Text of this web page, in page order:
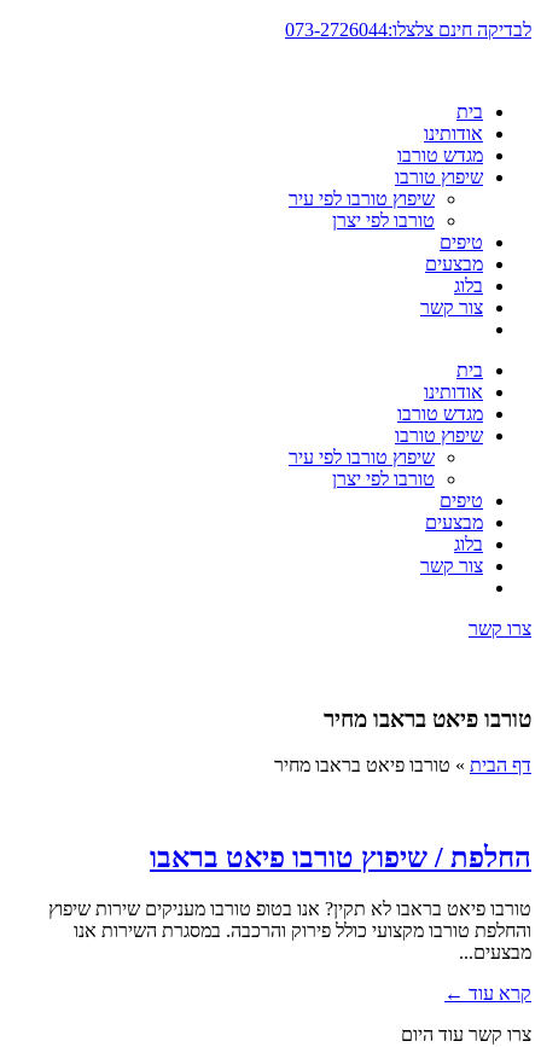
דלג
לבדיקה חינם צלצלו:073-2726044
בית
אודותינו
מגדש טורבו
שיפוץ טורבו
שיפוץ טורבו לפי עיר
טורבו לפי יצרן
טיפים
מבצעים
בלוג
צור קשר
בית
אודותינו
מגדש טורבו
שיפוץ טורבו
שיפוץ טורבו לפי עיר
טורבו לפי יצרן
טיפים
מבצעים
בלוג
צור קשר
צרו קשר
טורבו פיאט בראבו מחיר
דף הבית » טורבו פיאט בראבו מחיר
החלפת / שיפוץ טורבו פיאט בראבו
טורבו פיאט בראבו לא תקין? אנו בטופ טורבו מעניקים שירות שיפוץ
והחלפת טורבו מקצועי כולל פירוק והרכבה. במסגרת השירות אנו
מבצעים...
קרא עוד ←
צרו קשר עוד היום